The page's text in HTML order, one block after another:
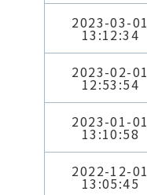
2023-03-01
13:12:34
2023-02-01
12:53:54
2023-01-01
13:10:58
2022-12-01
13:05:45